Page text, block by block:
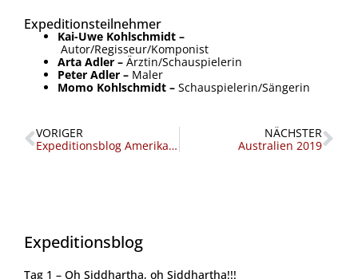
Expeditionsteilnehmer
Kai-Uwe Kohlschmidt –
Autor/Regisseur/Komponist
Arta Adler – Ärztin/Schauspielerin
Peter Adler – Maler
Momo Kohlschmidt – Schauspielerin/Sängerin
Zurück
VORIGER
Expeditionsblog Amerika 2018
NÄCHSTER
Australien 2019
Expeditionsblog
Tag 1 – Oh Siddhartha, oh Siddhartha!!!